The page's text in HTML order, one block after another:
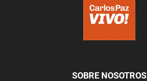
SOBRE NOSOTROS